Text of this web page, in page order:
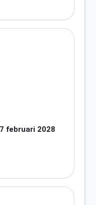
februari 2028